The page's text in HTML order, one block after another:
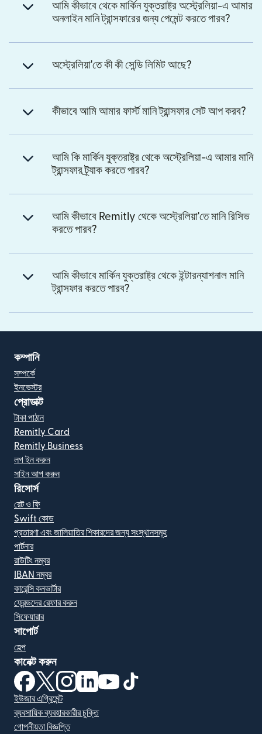
আমি কীভাবে থেকে মার্কিন যুক্তরাষ্ট্র অস্ট্রেলিয়া-এ আমার
অনলাইন মানি ট্রান্সফারের জন্য পেমেন্ট করতে পারব?
অস্ট্রেলিয়া'তে কী কী সেন্ডি লিমিট আছে?
কীভাবে আমি আমার ফার্স্ট মানি ট্রান্সফার সেট আপ করব?
আমি কি মার্কিন যুক্তরাষ্ট্র থেকে অস্ট্রেলিয়া-এ আমার মানি
ট্রান্সফার ট্র্যাক করতে পারব?
আমি কীভাবে Remitly থেকে অস্ট্রেলিয়া'তে মানি রিসিভ
করতে পারব?
আমি কীভাবে মার্কিন যুক্তরাষ্ট্র থেকে ইন্টারন্যাশনাল মানি
ট্রান্সফার করতে পারব?
কম্পানি
সম্পর্কে
ইনভেস্টর
প্রোডাক্ট
টাকা পাঠান
Remitly Card
Remitly Business
লগ ইন করুন
সাইন আপ করুন
রিসোর্স
রেট ও ফি
Swift কোড
প্রতারণা এবং জালিয়াতির শিকারদের জন্য সংস্থানসমূহ
পার্টনার
রাউটিং নম্বর
IBAN নম্বর
কারেন্সি কনভার্টার
ফ্রেন্ডদের রেফার করুন
সিফেয়ারার
সাপোর্ট
হেল্প
কানেক্ট করুন
(নতুন উইন্ডোতে খুলবে)
(নতুন উইন্ডোতে খুলবে)
(নতুন উইন্ডোতে খুলবে)
(নতুন উইন্ডোতে খুলবে)
(নতুন উইন্ডোতে খুলবে)
ইউজার এগ্রিমেন্ট
ব্যবসায়িক ব্যবহারকারীর চুক্তি
গোপনীয়তা বিজ্ঞপ্তি